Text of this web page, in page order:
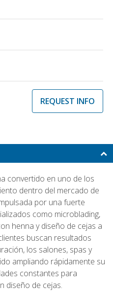
REQUEST INFO
convertido en uno de los
dentro del mercado de
por una fuerte
como microblading,
henna y diseño de cejas a
buscan resultados
los salones, spas y
ampliando rápidamente su
constantes para
diseño de cejas.